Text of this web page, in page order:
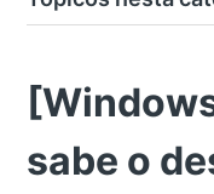
sabe o